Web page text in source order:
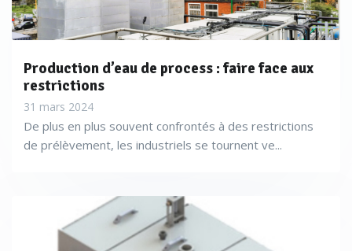
Production d’eau de process : faire face aux
restrictions
31 mars 2024
De plus en plus souvent confrontés à des restrictions
de prélèvement, les industriels se tournent ve...